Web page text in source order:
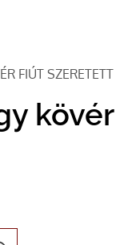
FIÚT SZERETETT
kövér